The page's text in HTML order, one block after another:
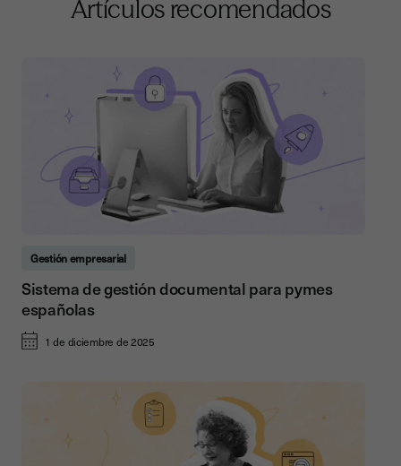
Artículos recomendados
Gestión empresarial
Sistema de gestión documental para pymes
españolas
1 de diciembre de 2025